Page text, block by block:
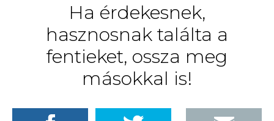
Ha érdekesnek,
hasznosnak találta a
fentieket, ossza meg
másokkal is!